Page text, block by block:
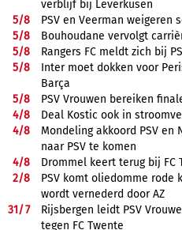
verblijf bij Leverkusen
5/8
PSV en Veerman weigeren
5/8
Bouhoudane vervolgt
5/8
Rangers FC meldt zich bij
5/8
Inter moet dokken voor
Barça
5/8
PSV Vrouwen bereiken
4/8
Deal Kostic ook in
4/8
Mondeling akkoord PSV en
naar PSV te komen
4/8
Drommel keert terug bij FC
2/8
PSV komt oliedomme rode
wordt vernederd door AZ
31/7
Rijsbergen leidt PSV
tegen FC Twente